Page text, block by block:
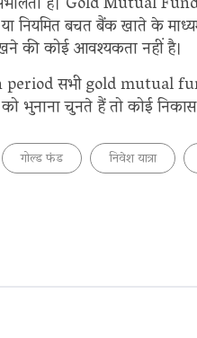
नियमित बचत बैंक खाते के
की कोई आवश्यकता नहीं है।
period सभी gold mutual
भुनाना चुनते हैं तो कोई निकास
गोल्ड फंड निवेश यात्रा